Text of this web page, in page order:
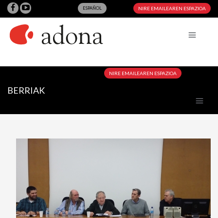
ESPAÑOL NIRE EMAILEAREN ESPAZIOA
NIRE EMAILEAREN ESPAZIOA
BERRIAK